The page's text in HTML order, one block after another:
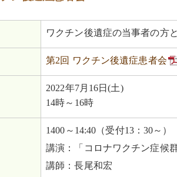
ワクチン後遺症の当事者の方
第2回 ワクチン後遺症患者会
2022年7月16日(土)
14時～16時
1400～14:40（受付13：30～）
講演：「コロナワクチン症候
講師：長尾和宏